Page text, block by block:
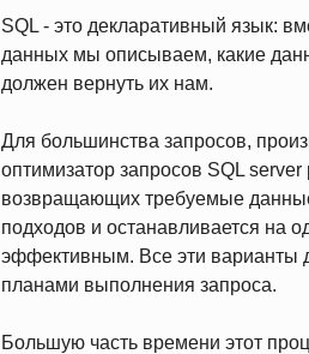
SQL - это декларативный язык:
данных мы описываем, какие
должен вернуть их нам.
Для большинства запросов,
оптимизатор запросов SQL
возвращающих требуемые
подходов и останавливается на
эффективным. Все эти варианты
планами выполнения запроса.
Большую часть времени этот